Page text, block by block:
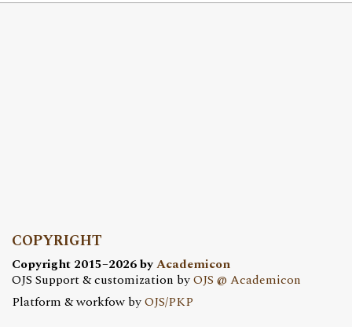
COPYRIGHT
Copyright 2015–2026 byAcademicon
OJS Support & customization byOJS @ Academicon
Platform & workfow byOJS/PKP